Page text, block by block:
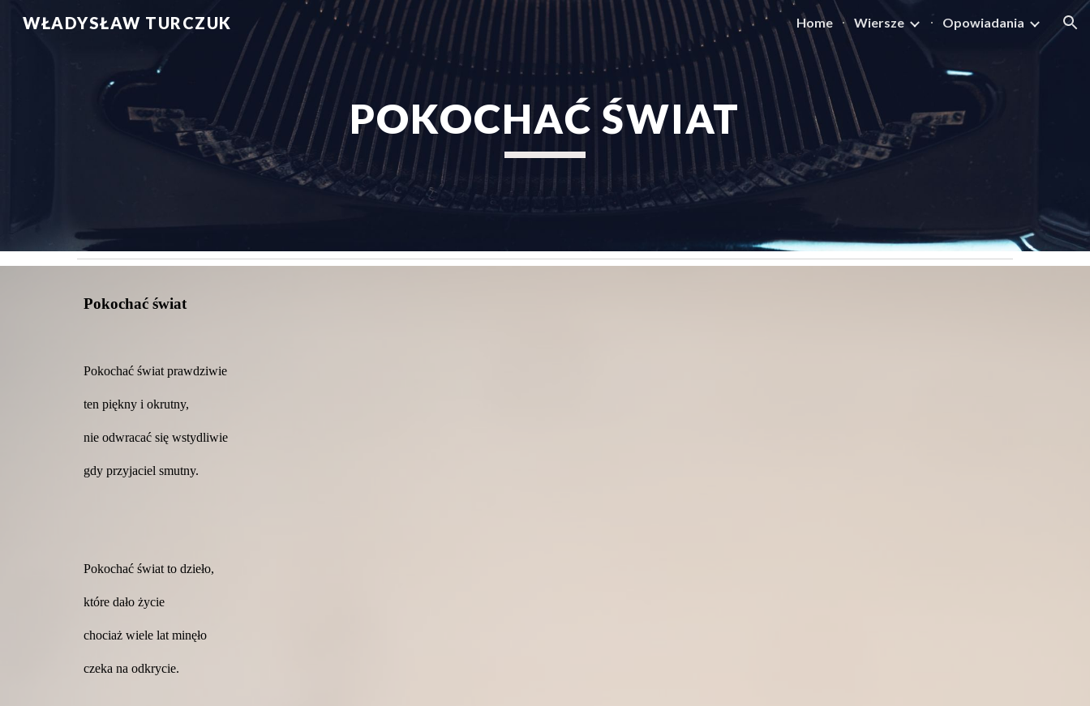
Skip to main content Skip to navigation
WŁADYSŁAW TURCZUK Home Wiersze Opowiadania
POKOCHAĆ ŚWIAT
Pokochać świat
Pokochać świat prawdziwie
ten piękny i okrutny,
nie odwracać się wstydliwie
gdy przyjaciel smutny.
Pokochać świat to dzieło,
które dało życie
chociaż wiele lat minęło
czeka na odkrycie.